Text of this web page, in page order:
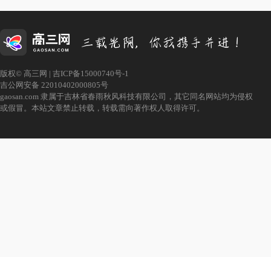
版权© 高三网 | 吉ICP备15000740号-1
吉公网安备 22010402000805号
gaosan.com 隶属于吉林省春雨秋风科技有限公司，其它同名网站均为侵权
或假冒。本站文章禁止转载，转载需向著作权人取得许可。